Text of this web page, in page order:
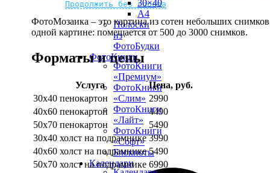
Продолжить без города
30×40
A4
Полоски
из
ФотоБудки
ФотоКниги
ФотоКниги
«Премиум»
ФотоКниги
«Слим»
ФотоКниги
«Лайт»
ФотоКниги
«Софт»
Блокноты
Календари
ФотоМозаика – это картина из сотен небольших
одной картине: помещается от 500 до 3000 снимков.
Форматы и цены
Услуга
Цена, руб.
30х40 пенокартон
2990
40х60 пенокартон
4490
50х70 пенокартон
5490
30х40 холст на подрамнике 3990
40х60 холст на подрамнике 5490
50х70 холст на подрамнике 6990